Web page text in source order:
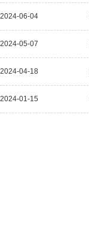
2024-06-04
2024-05-07
2024-04-18
2024-01-15